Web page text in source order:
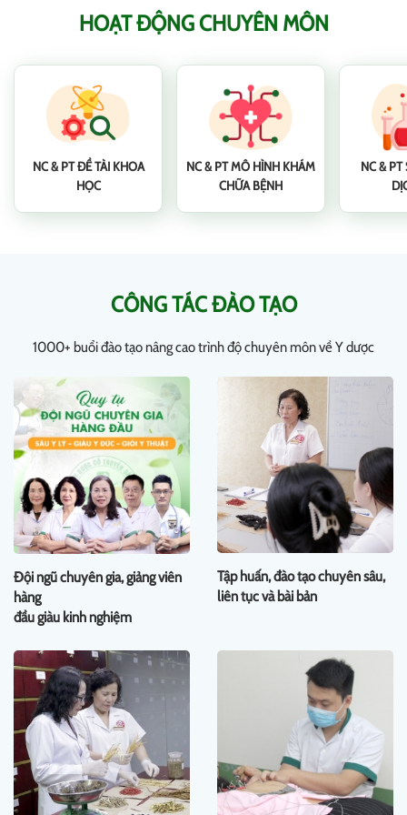
HOẠT ĐỘNG CHUYÊN MÔN
NC & PT ĐỀ TÀI KHOA
HỌC
NC & PT MÔ HÌNH KHÁM
CHỮA BỆNH
NC &
CÔNG TÁC ĐÀO TẠO
1000+ buổi đào tạo nâng cao trình độ chuyên môn về Y dược
Đội ngũ chuyên gia, giảng viên
hàng
đầu giàu kinh nghiệm
Tập huấn, đào tạo chuyên sâu,
liên tục và bài bản